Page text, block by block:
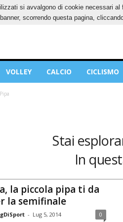
2026 CONTATTI COOKIES
VOLLEY CALCIO CICLISMO
Pipa
Stai
In
la piccola pipa ti da
la semifinale
- Lug 5, 2014 0
si avvalgono di cookie necessari
scorrendo questa pagina,